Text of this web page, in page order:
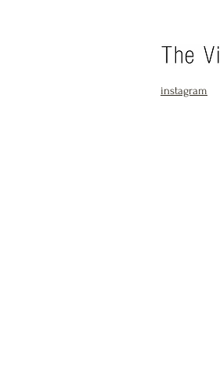
instagram